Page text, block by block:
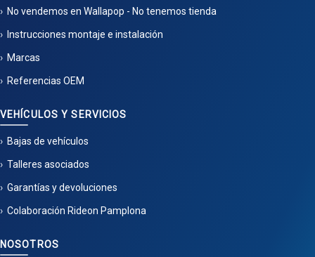
No vendemos en Wallapop - No tenemos tienda
Instrucciones montaje e instalación
Marcas
Referencias OEM
VEHÍCULOS Y SERVICIOS
Bajas de vehículos
Talleres asociados
Garantías y devoluciones
Colaboración Rideon Pamplona
NOSOTROS